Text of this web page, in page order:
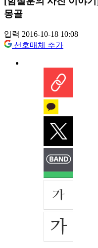
몽골
입력 2016-10-18 10:08
선호매체 추가